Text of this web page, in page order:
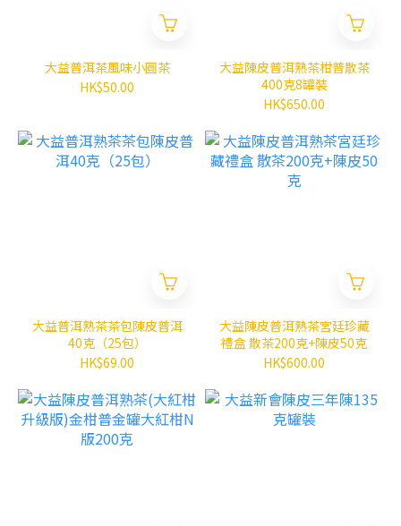
大益普洱茶風味小圓茶
HK$50.00
大益陳皮普洱熟茶柑普散茶
400克8罐裝
HK$650.00
大益普洱熟茶茶包陳皮普洱
40克（25包）
HK$69.00
大益陳皮普洱熟茶宮廷珍藏
禮盒 散茶200克+陳皮50克
HK$600.00